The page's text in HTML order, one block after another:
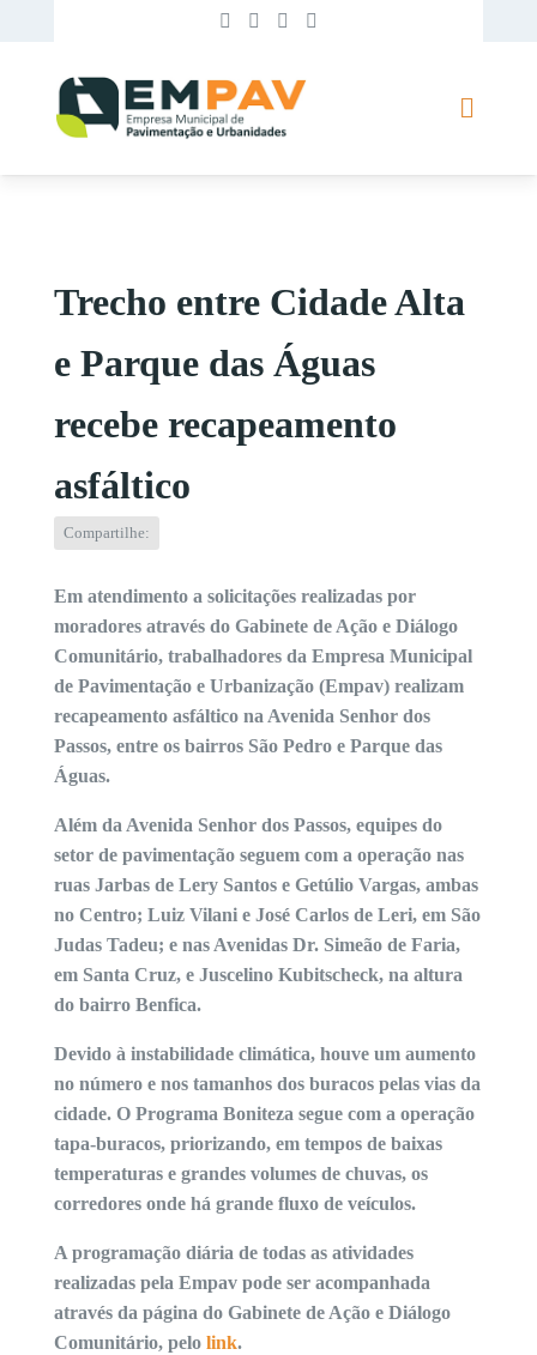
Trecho entre Cidade Alta
e Parque das Águas
recebe recapeamento
asfáltico
Compartilhe:
Em atendimento a solicitações realizadas por
moradores através do Gabinete de Ação e Diálogo
Comunitário, trabalhadores da Empresa Municipal
de Pavimentação e Urbanização (Empav) realizam
recapeamento asfáltico na Avenida Senhor dos
Passos, entre os bairros São Pedro e Parque das
Águas.
Além da Avenida Senhor dos Passos, equipes do
setor de pavimentação seguem com a operação nas
ruas Jarbas de Lery Santos e Getúlio Vargas, ambas
no Centro; Luiz Vilani e José Carlos de Leri, em São
Judas Tadeu; e nas Avenidas Dr. Simeão de Faria,
em Santa Cruz, e Juscelino Kubitscheck, na altura
do bairro Benfica.
Devido à instabilidade climática, houve um aumento
no número e nos tamanhos dos buracos pelas vias da
cidade. O Programa Boniteza segue com a operação
tapa-buracos, priorizando, em tempos de baixas
temperaturas e grandes volumes de chuvas, os
corredores onde há grande fluxo de veículos.
A programação diária de todas as atividades
realizadas pela Empav pode ser acompanhada
através da página do Gabinete de Ação e Diálogo
Comunitário, pelo link.